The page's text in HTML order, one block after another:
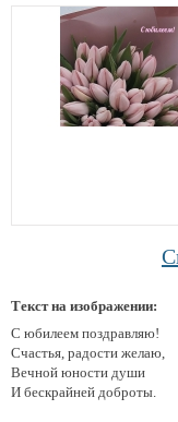
Текст на изображении:
С юбилеем поздравляю!
Счастья, радости желаю,
Вечной юности души
И бескрайней доброты.